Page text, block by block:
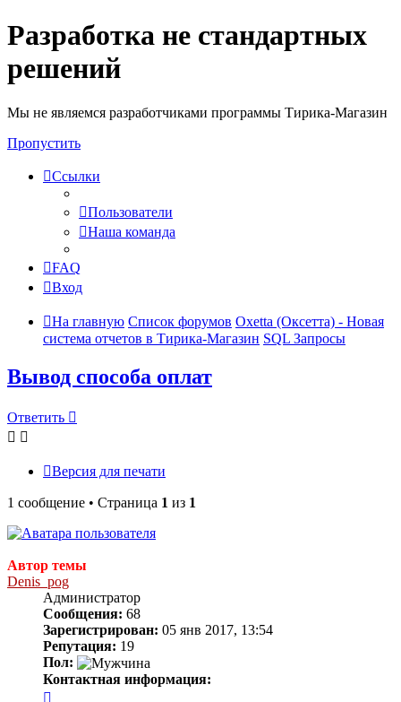
Разработка не стандартных
решений
Мы не являемся разработчиками программы Тирика-Магазин
Пропустить
Ссылки
Пользователи
Наша команда
FAQ
Вход
На главную Список форумов Oxetta (Оксетта) - Новая
система отчетов в Тирика-Магазин SQL Запросы
Вывод способа оплат
Ответить
Версия для печати
1 сообщение • Страница 1 из 1
Автор темы
Denis_pog
Администратор
Сообщения: 68
Зарегистрирован: 05 янв 2017, 13:54
Репутация: 19
Пол:
Контактная информация: